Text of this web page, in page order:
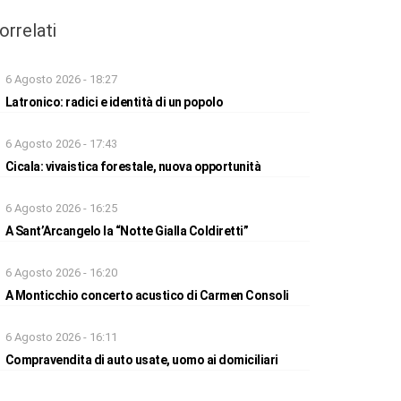
6 Agosto 2026 - 18:27
Latronico: radici e identità di un popolo
6 Agosto 2026 - 17:43
Cicala: vivaistica forestale, nuova opportunità
6 Agosto 2026 - 16:25
A Sant’Arcangelo la “Notte Gialla Coldiretti”
6 Agosto 2026 - 16:20
A Monticchio concerto acustico di Carmen Consoli
6 Agosto 2026 - 16:11
Compravendita di auto usate, uomo ai domiciliari